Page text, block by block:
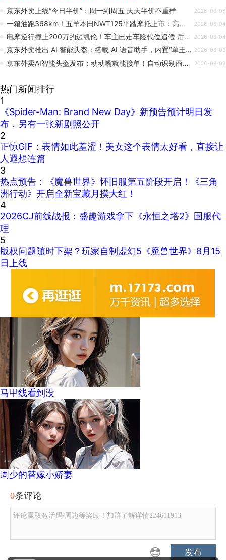
京东外卖上线“今日半价”：周一到周五 天天半价不重样 2026-08-06
一箱油跑368km！五羊本田NWT125平踏摩托上市：高配售价不过万 2026-08-04
电摩逆行撞上200万的迈凯伦！车主已走车险代位追偿 后面还有辆1300万的兰博 2026-08-04
京东外卖推出 AI 智能头盔：搭载 AI 语音助手，内置“单王路线” 2026-08-03
京东外卖AI智能头盔发布：动动嘴就能接单！自动识别商户环境 2026-08-03
热门新闻排行
1
《Spider-Man: Brand New Day》新预告预计明日发
布，另有一张新剧照公开
2
正惊GIF：表情如此羞涩！美女这个表情太好看，直接让
人遐想连篇
3
热点预告：《魔兽世界》怀旧服第五阶段开启！《三角
洲行动》开启全新宝藏月摸大红！
4
2026CJ前线战报：盛趣游戏拿下《永恒之塔2》国服代
理
5
版权问题随时下架？玩家自制虚幻5《魔兽世界》8月15
日上线
马甲线看到没
周少的替嫁小娇妻
0条评论
评论赢取激活码/周边等奖励！加群了解详情224611913
发布